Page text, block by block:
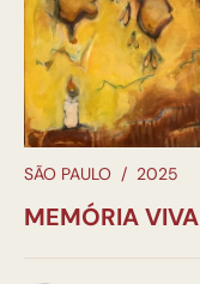
SÃO PAULO / 2025
MEMÓRIA VIVA